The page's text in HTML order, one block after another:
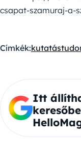
csapat-szamuraj-a-
Címkék:kutatás
Itt